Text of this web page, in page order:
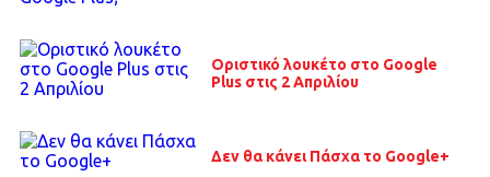
Οριστικό λουκέτο στο Google
Plus στις 2 Απριλίου
Δεν θα κάνει Πάσχα το Google+